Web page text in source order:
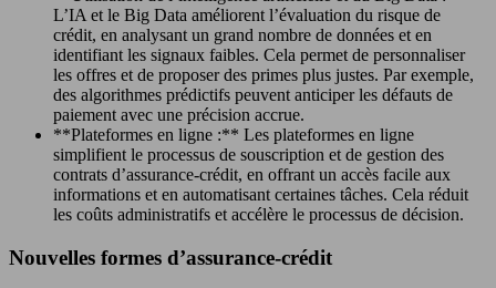
L’IA et le Big Data améliorent l’évaluation du risque de
crédit, en analysant un grand nombre de données et en
identifiant les signaux faibles. Cela permet de personnaliser
les offres et de proposer des primes plus justes. Par exemple,
des algorithmes prédictifs peuvent anticiper les défauts de
paiement avec une précision accrue.
**Plateformes en ligne :** Les plateformes en ligne
simplifient le processus de souscription et de gestion des
contrats d’assurance-crédit, en offrant un accès facile aux
informations et en automatisant certaines tâches. Cela réduit
les coûts administratifs et accélère le processus de décision.
Nouvelles formes d’assurance-crédit